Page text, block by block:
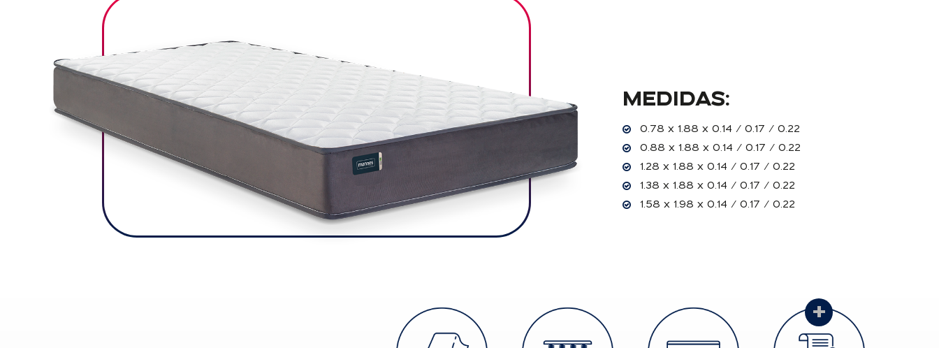
MEDIDAS:
0.78 x 1.88 x 0.14 / 0.17 / 0.22
0.88 x 1.88 x 0.14 / 0.17 / 0.22
1.28 x 1.88 x 0.14 / 0.17 / 0.22
1.38 x 1.88 x 0.14 / 0.17 / 0.22
1.58 x 1.98 x 0.14 / 0.17 / 0.22
+